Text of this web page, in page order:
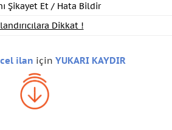
Şikayet Et / Hata Bildir
Dikkat !
ilan için YUKARI KAYDIR